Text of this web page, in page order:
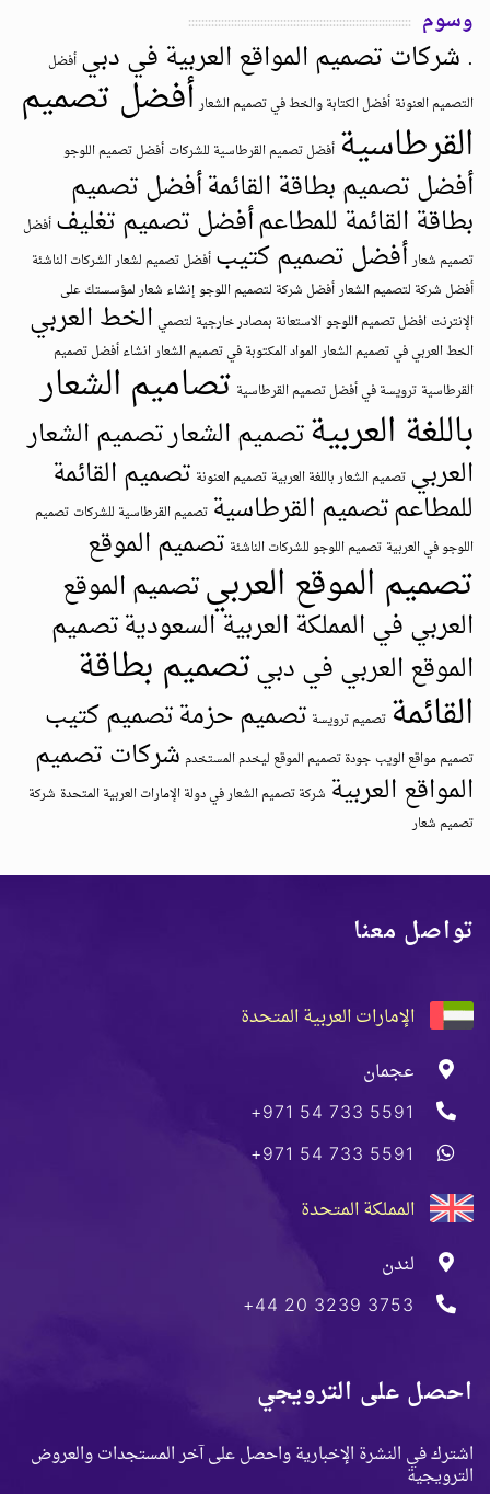
وسوم
. شركات تصميم المواقع العربية في دبي أفضل
التصميم العنونة أفضل الكتابة والخط في تصميم الشعار أفضل تصميم
القرطاسية أفضل تصميم القرطاسية للشركات أفضل تصميم اللوجو
أفضل تصميم بطاقة القائمةأفضل تصميم
بطاقة القائمة للمطاعمأفضل تصميم تغليف أفضل
تصميم شعار أفضل تصميم كتيب أفضل تصميم لشعار الشركات الناشئة
أفضل شركة لتصميم الشعار أفضل شركة لتصميم اللوجو إنشاء شعار لمؤسستك على
الإنترنت افضل تصميم اللوجو الاستعانة بمصادر خارجية لتصمي الخط العربي
الخط العربي في تصميم الشعار المواد المكتوبة في تصميم الشعار انشاء أفضل تصميم
القرطاسية ترويسة في أفضل تصميم القرطاسية تصاميم الشعار
باللغة العربيةتصميم الشعارتصميم الشعار
العربي تصميم الشعار باللغة العربية تصميم العنونة تصميم القائمة
للمطاعمتصميم القرطاسية تصميم القرطاسية للشركات تصميم
اللوجو في العربية تصميم اللوجو للشركات الناشئة تصميم الموقع
تصميم الموقع العربيتصميم الموقع
العربي في المملكة العربية السعوديةتصميم
الموقع العربي في دبيتصميم بطاقة
القائمة تصميم ترويسة تصميم حزمةتصميم كتيب
تصميم مواقع الويب جودة تصميم الموقع ليخدم المستخدم شركات تصميم
المواقع العربية شركة تصميم الشعار في دولة الإمارات العربية المتحدة شركة
تصميم شعار
تواصل معنا
الإمارات العربية المتحدة
عجمان
+971 54 733 5591
+971 54 733 5591
المملكة المتحدة
لندن
+44 20 3239 3753
احصل على الترويجي
اشترك في النشرة الإخبارية واحصل على آخر المستجدات والعروض
الترويجية